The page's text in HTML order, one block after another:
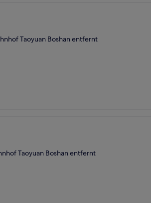
Taoyuan Boshan entfernt
Taoyuan Boshan entfernt